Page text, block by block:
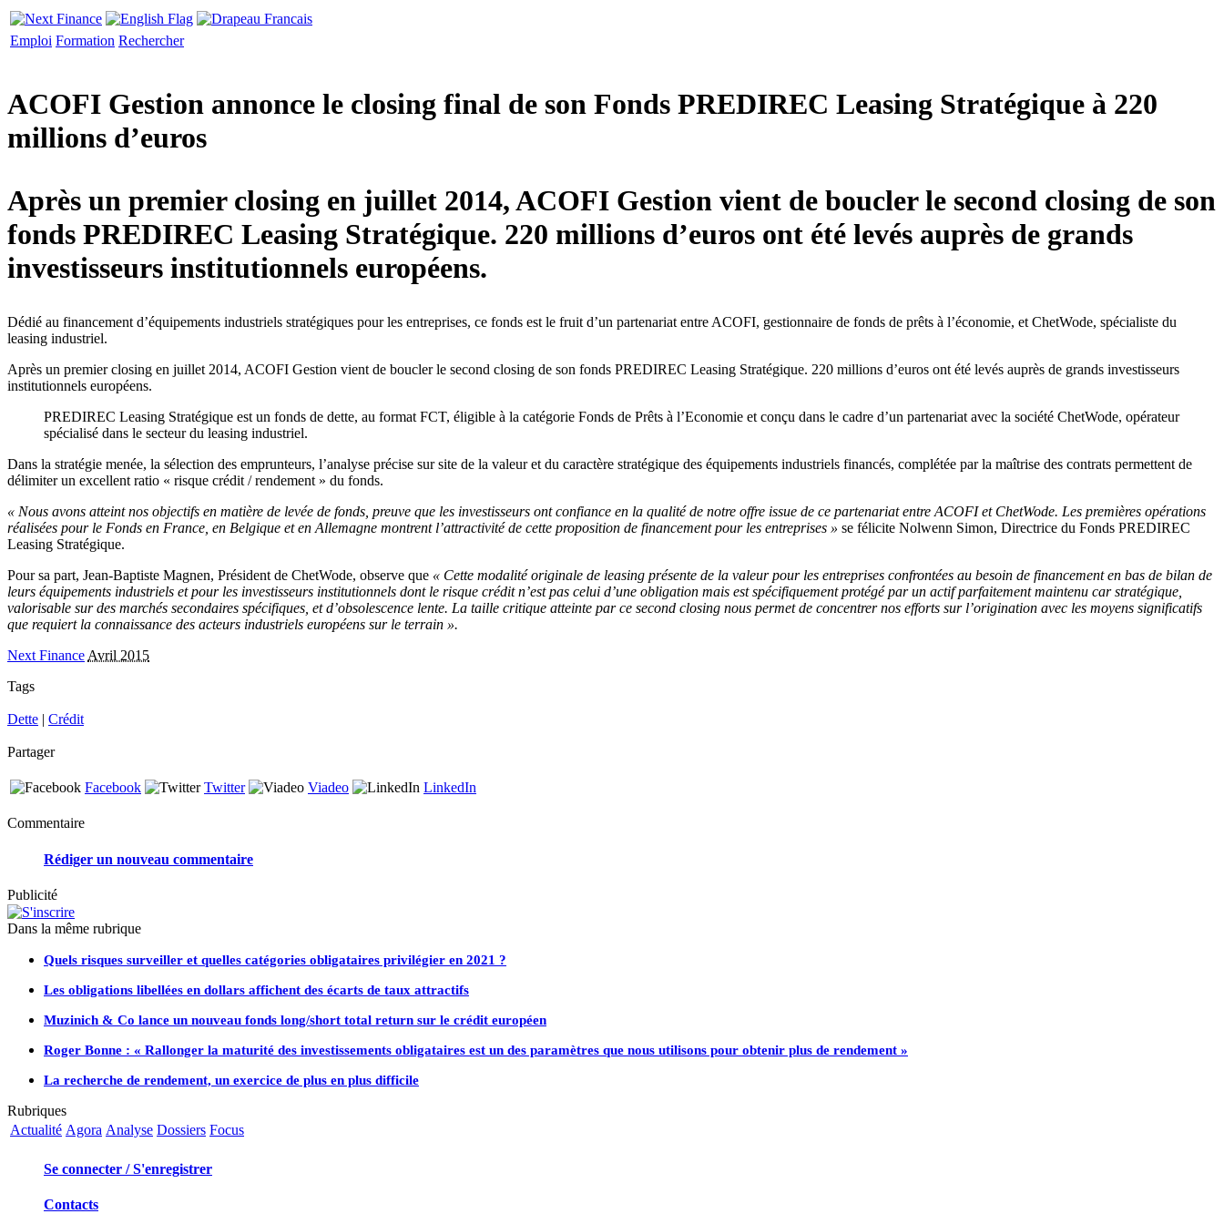
Emploi Formation Rechercher
ACOFI Gestion annonce le closing final de son Fonds PREDIREC Leasing Stratégique à 220
millions d’euros
Après un premier closing en juillet 2014, ACOFI Gestion vient de boucler le second closing de son
fonds PREDIREC Leasing Stratégique. 220 millions d’euros ont été levés auprès de grands
investisseurs institutionnels européens.
Dédié au financement d’équipements industriels stratégiques pour les entreprises, ce fonds est le fruit d’un partenariat entre ACOFI, gestionnaire de fonds de prêts à l’économie, et ChetWode, spécialiste du
leasing industriel.
Après un premier closing en juillet 2014, ACOFI Gestion vient de boucler le second closing de son fonds PREDIREC Leasing Stratégique. 220 millions d’euros ont été levés auprès de grands investisseurs
institutionnels européens.
PREDIREC Leasing Stratégique est un fonds de dette, au format FCT, éligible à la catégorie Fonds de Prêts à l’Economie et conçu dans le cadre d’un partenariat avec la société ChetWode, opérateur
spécialisé dans le secteur du leasing industriel.
Dans la stratégie menée, la sélection des emprunteurs, l’analyse précise sur site de la valeur et du caractère stratégique des équipements industriels financés, complétée par la maîtrise des contrats permettent de
délimiter un excellent ratio « risque crédit / rendement » du fonds.
« Nous avons atteint nos objectifs en matière de levée de fonds, preuve que les investisseurs ont confiance en la qualité de notre offre issue de ce partenariat entre ACOFI et ChetWode. Les premières opérations
réalisées pour le Fonds en France, en Belgique et en Allemagne montrent l’attractivité de cette proposition de financement pour les entreprises » se félicite Nolwenn Simon, Directrice du Fonds PREDIREC
Leasing Stratégique.
Pour sa part, Jean-Baptiste Magnen, Président de ChetWode, observe que « Cette modalité originale de leasing présente de la valeur pour les entreprises confrontées au besoin de financement en bas de bilan de
leurs équipements industriels et pour les investisseurs institutionnels dont le risque crédit n’est pas celui d’une obligation mais est spécifiquement protégé par un actif parfaitement maintenu car stratégique,
valorisable sur des marchés secondaires spécifiques, et d’obsolescence lente. La taille critique atteinte par ce second closing nous permet de concentrer nos efforts sur l’origination avec les moyens significatifs
que requiert la connaissance des acteurs industriels européens sur le terrain ».
Next FinanceAvril 2015
Tags
Dette | Crédit
Partager
Facebook Twitter Viadeo LinkedIn
Commentaire
Rédiger un nouveau commentaire
Publicité
Dans la même rubrique
Quels risques surveiller et quelles catégories obligataires privilégier en 2021 ?
Les obligations libellées en dollars affichent des écarts de taux attractifs
Muzinich & Co lance un nouveau fonds long/short total return sur le crédit européen
Roger Bonne : « Rallonger la maturité des investissements obligataires est un des paramètres que nous utilisons pour obtenir plus de rendement »
La recherche de rendement, un exercice de plus en plus difficile
Rubriques
Actualité Agora Analyse Dossiers Focus
Se connecter / S'enregistrer
Contacts